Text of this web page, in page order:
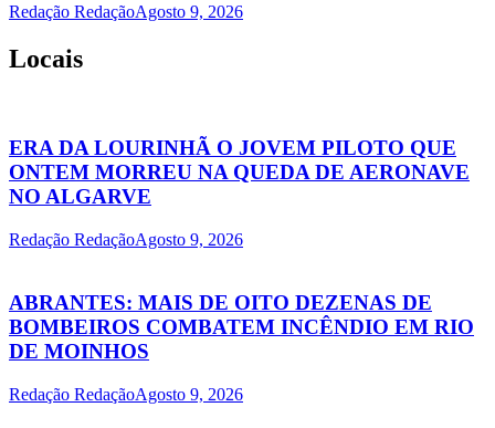
Redação RedaçãoAgosto 9, 2026
Locais
ERA DA LOURINHÃ O JOVEM PILOTO QUE
ONTEM MORREU NA QUEDA DE AERONAVE
NO ALGARVE
Redação RedaçãoAgosto 9, 2026
ABRANTES: MAIS DE OITO DEZENAS DE
BOMBEIROS COMBATEM INCÊNDIO EM RIO
DE MOINHOS
Redação RedaçãoAgosto 9, 2026